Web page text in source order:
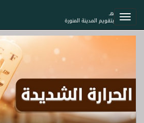
هـ
بتقويم المدينة المنورة